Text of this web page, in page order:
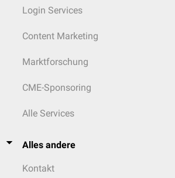
Login Services
Content Marketing
Marktforschung
CME-Sponsoring
Alle Services
Alles andere
Kontakt